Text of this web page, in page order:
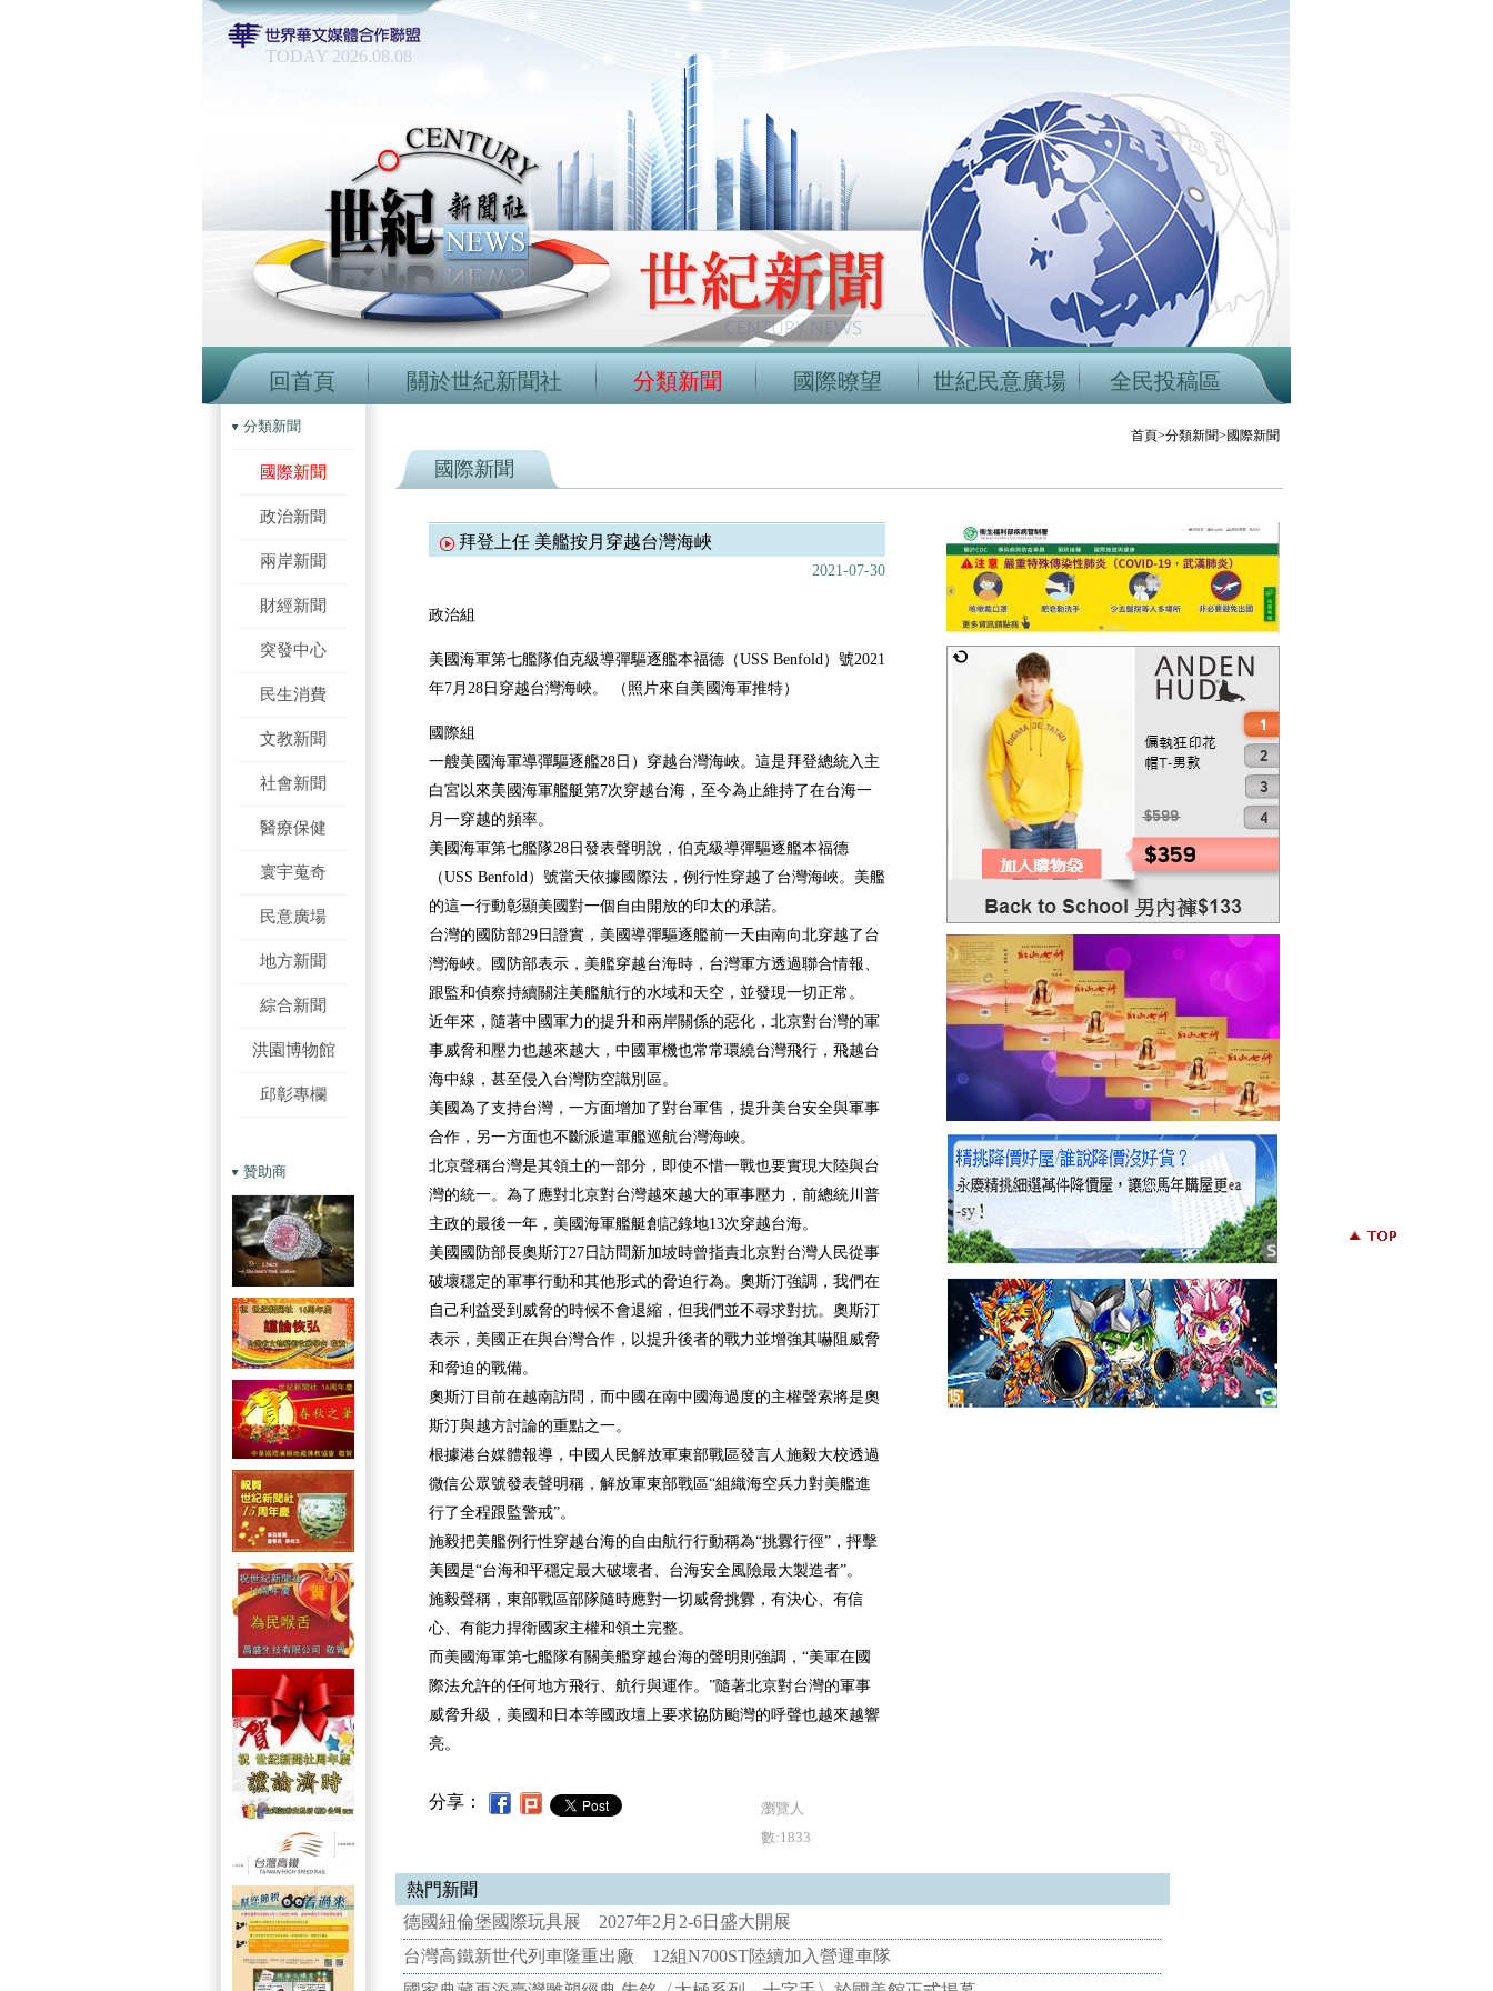
TODAY 2026.08.08
回首頁 關於世紀新聞社 分類新聞 國際暸望 世紀民意廣場 全民投稿區
分類新聞
國際新聞
政治新聞
兩岸新聞
財經新聞
突發中心
民生消費
文教新聞
社會新聞
醫療保健
寰宇蒐奇
民意廣場
地方新聞
綜合新聞
洪園博物館
邱彰專欄
贊助商
首頁>分類新聞>國際新聞
國際新聞
拜登上任 美艦按月穿越台灣海峽
2021-07-30
政治組
美國海軍第七艦隊伯克級導彈驅逐艦本福德（USS Benfold）號2021
年7月28日穿越台灣海峽。 （照片來自美國海軍推特）
國際組
一艘美國海軍導彈驅逐艦28日）穿越台灣海峽。這是拜登總統入主
白宮以來美國海軍艦艇第7次穿越台海，至今為止維持了在台海一
月一穿越的頻率。
美國海軍第七艦隊28日發表聲明說，伯克級導彈驅逐艦本福德
（USS Benfold）號當天依據國際法，例行性穿越了台灣海峽。美艦
的這一行動彰顯美國對一個自由開放的印太的承諾。
台灣的國防部29日證實，美國導彈驅逐艦前一天由南向北穿越了台
灣海峽。國防部表示，美艦穿越台海時，台灣軍方透過聯合情報、
跟監和偵察持續關注美艦航行的水域和天空，並發現一切正常。
近年來，隨著中國軍力的提升和兩岸關係的惡化，北京對台灣的軍
事威脅和壓力也越來越大，中國軍機也常常環繞台灣飛行，飛越台
海中線，甚至侵入台灣防空識別區。
美國為了支持台灣，一方面增加了對台軍售，提升美台安全與軍事
合作，另一方面也不斷派遣軍艦巡航台灣海峽。
北京聲稱台灣是其領土的一部分，即使不惜一戰也要實現大陸與台
灣的統一。為了應對北京對台灣越來越大的軍事壓力，前總統川普
主政的最後一年，美國海軍艦艇創記錄地13次穿越台海。
美國國防部長奧斯汀27日訪問新加坡時曾指責北京對台灣人民從事
破壞穩定的軍事行動和其他形式的脅迫行為。奧斯汀強調，我們在
自己利益受到威脅的時候不會退縮，但我們並不尋求對抗。奧斯汀
表示，美國正在與台灣合作，以提升後者的戰力並增強其嚇阻威脅
和脅迫的戰備。
奧斯汀目前在越南訪問，而中國在南中國海過度的主權聲索將是奧
斯汀與越方討論的重點之一。
根據港台媒體報導，中國人民解放軍東部戰區發言人施毅大校透過
微信公眾號發表聲明稱，解放軍東部戰區“組織海空兵力對美艦進
行了全程跟監警戒”。
施毅把美艦例行性穿越台海的自由航行行動稱為“挑釁行徑”，抨擊
美國是“台海和平穩定最大破壞者、台海安全風險最大製造者”。
施毅聲稱，東部戰區部隊隨時應對一切威脅挑釁，有決心、有信
心、有能力捍衛國家主權和領土完整。
而美國海軍第七艦隊有關美艦穿越台海的聲明則強調，“美軍在國
際法允許的任何地方飛行、航行與運作。”隨著北京對台灣的軍事
威脅升級，美國和日本等國政壇上要求協防颱灣的呼聲也越來越響
亮。
分享：
瀏覽人
數:1833
熱門新聞
德國紐倫堡國際玩具展 2027年2月2-6日盛大開展
台灣高鐵新世代列車隆重出廠 12組N700ST陸續加入營運車隊